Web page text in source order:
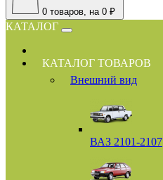
0 товаров, на 0 ₽
КАТАЛОГ
КАТАЛОГ ТОВАРОВ
Внешний вид
ВАЗ 2101-2107